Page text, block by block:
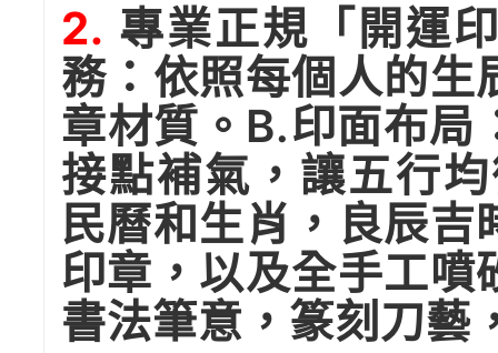
2. 專業正規「開運
務：依照每個人的生
章材質。B.印面布局
接點補氣，讓五行
民曆和生肖，良辰吉
印章，以及全手工噴
書法筆意，篆刻刀藝